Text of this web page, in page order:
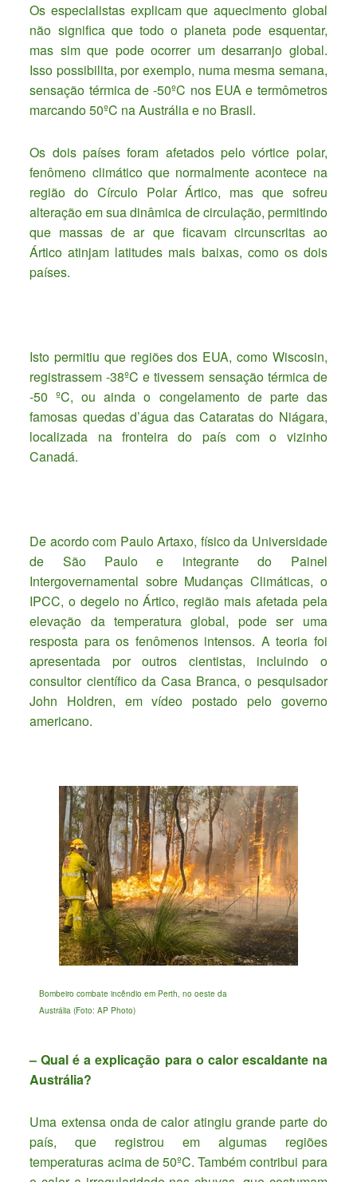
Os especialistas explicam que aquecimento global
não significa que todo o planeta pode esquentar,
mas sim que pode ocorrer um desarranjo global.
Isso possibilita, por exemplo, numa mesma semana,
sensação térmica de -50ºC nos EUA e termômetros
marcando 50ºC na Austrália e no Brasil.
Os dois países foram afetados pelo vórtice polar,
fenômeno climático que normalmente acontece na
região do Círculo Polar Ártico, mas que sofreu
alteração em sua dinâmica de circulação, permitindo
que massas de ar que ficavam circunscritas ao
Ártico atinjam latitudes mais baixas, como os dois
países.
Isto permitiu que regiões dos EUA, como Wiscosin,
registrassem -38ºC e tivessem sensação térmica de
-50 ºC, ou ainda o congelamento de parte das
famosas quedas d’água das Cataratas do Niágara,
localizada na fronteira do país com o vizinho
Canadá.
De acordo com Paulo Artaxo, físico da Universidade
de São Paulo e integrante do Painel
Intergovernamental sobre Mudanças Climáticas, o
IPCC, o degelo no Ártico, região mais afetada pela
elevação da temperatura global, pode ser uma
resposta para os fenômenos intensos. A teoria foi
apresentada por outros cientistas, incluindo o
consultor científico da Casa Branca, o pesquisador
John Holdren, em vídeo postado pelo governo
americano.
Bombeiro combate incêndio em Perth, no oeste da
Austrália (Foto: AP Photo)
– Qual é a explicação para o calor escaldante na
Austrália?
Uma extensa onda de calor atingiu grande parte do
país, que registrou em algumas regiões
temperaturas acima de 50ºC. Também contribui para